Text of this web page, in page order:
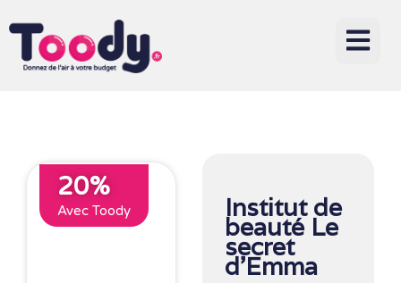
20%
Avec Toody Institut de
beauté Le
secret
d’Emma